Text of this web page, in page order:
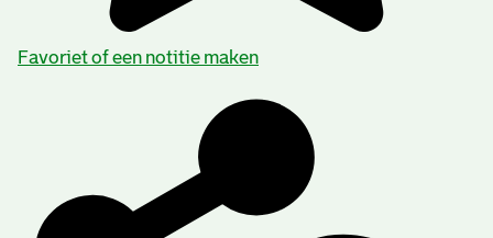
Favoriet of een notitie maken